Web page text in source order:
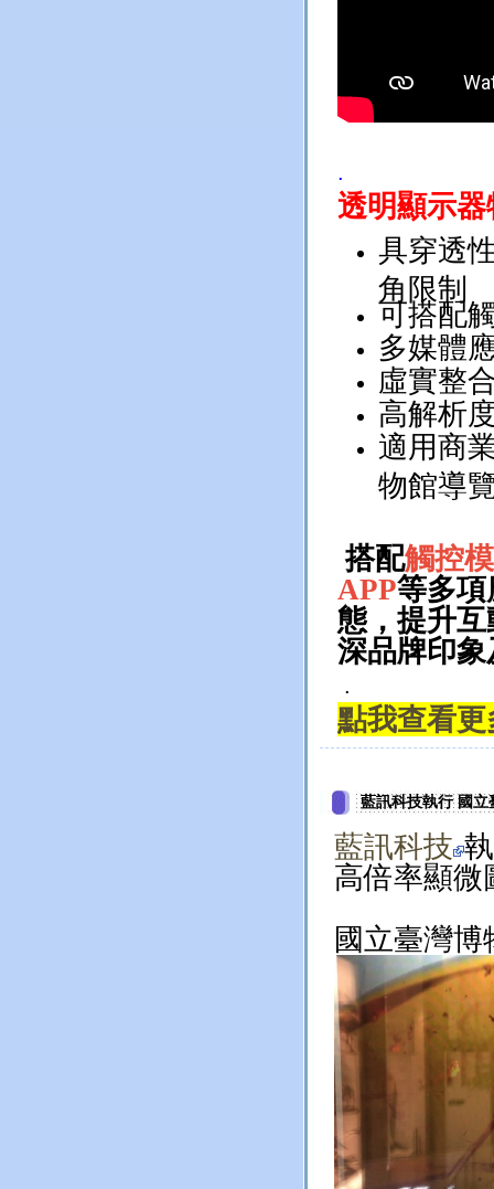
.
透明顯示器
具穿透
角限制
可搭配
多媒體
虛實整
高解析
適用商
物館導
搭配觸控
APP等多
態，提升
深品牌印
.
點我查看
藍訊科技執行 國立
藍訊科技
高倍率顯微
國立臺灣